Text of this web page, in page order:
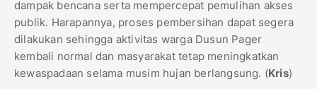
dampak bencana serta mempercepat pemulihan akses
publik. Harapannya, proses pembersihan dapat segera
dilakukan sehingga aktivitas warga Dusun Pager
kembali normal dan masyarakat tetap meningkatkan
kewaspadaan selama musim hujan berlangsung. (Kris)